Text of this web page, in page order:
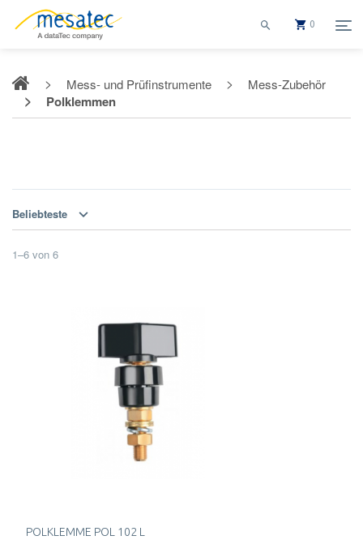
0
Mess- und Prüfinstrumente Mess-Zubehör
Polklemmen
Beliebteste
1–6 von 6
POLKLEMME POL 102 L